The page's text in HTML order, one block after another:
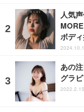
人気
ボデ
あの
グラ